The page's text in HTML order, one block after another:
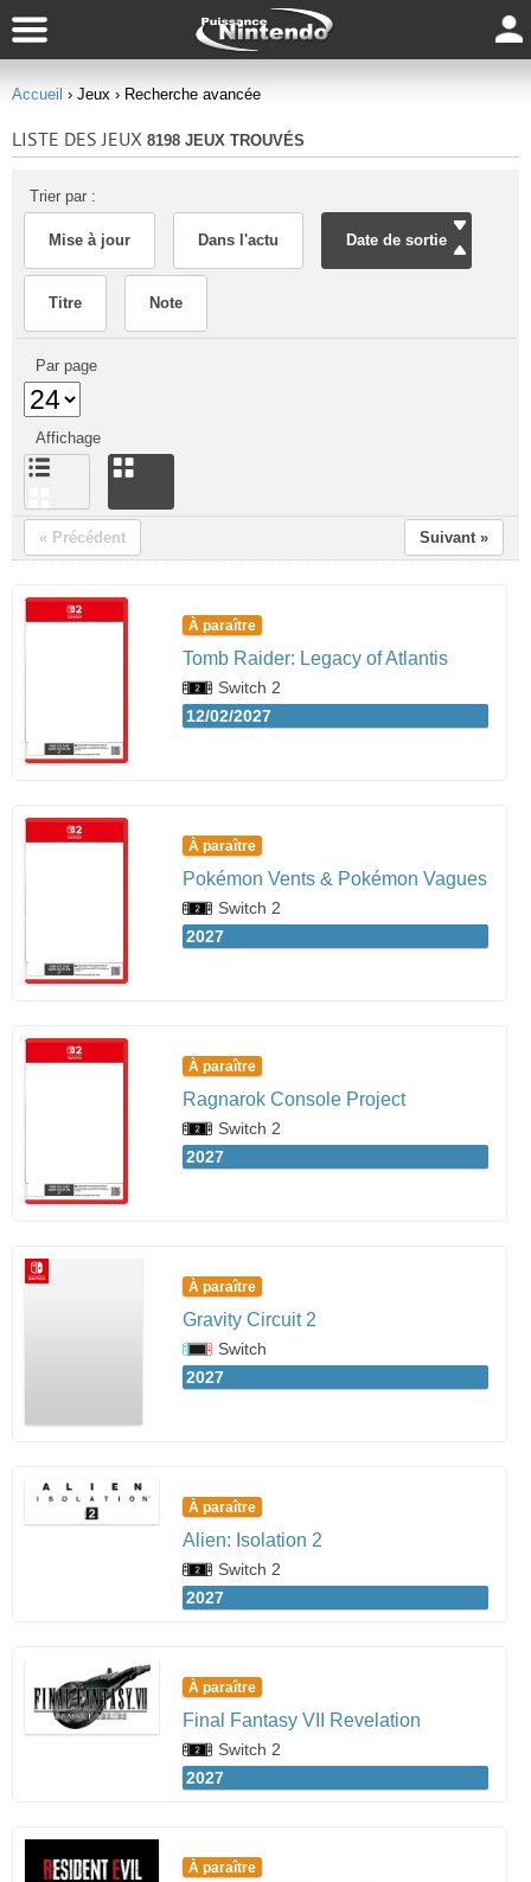
Accueil › Jeux › Recherche avancée
LISTE DES JEUX 8198 JEUX TROUVÉS
Trier par :
Mise à jour Dans l'actu Date de sortie
Titre Note
Par page
Affichage
« Précédent Suivant »
À paraître
Tomb Raider: Legacy of Atlantis
Switch 2
12/02/2027
À paraître
Pokémon Vents & Pokémon Vagues
Switch 2
2027
À paraître
Ragnarok Console Project
Switch 2
2027
À paraître
Gravity Circuit 2
Switch
2027
À paraître
Alien: Isolation 2
Switch 2
2027
À paraître
Final Fantasy VII Revelation
Switch 2
2027
À paraître